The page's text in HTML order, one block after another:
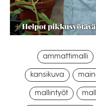
ammattimalli
kansikuva
mallintyöt ,